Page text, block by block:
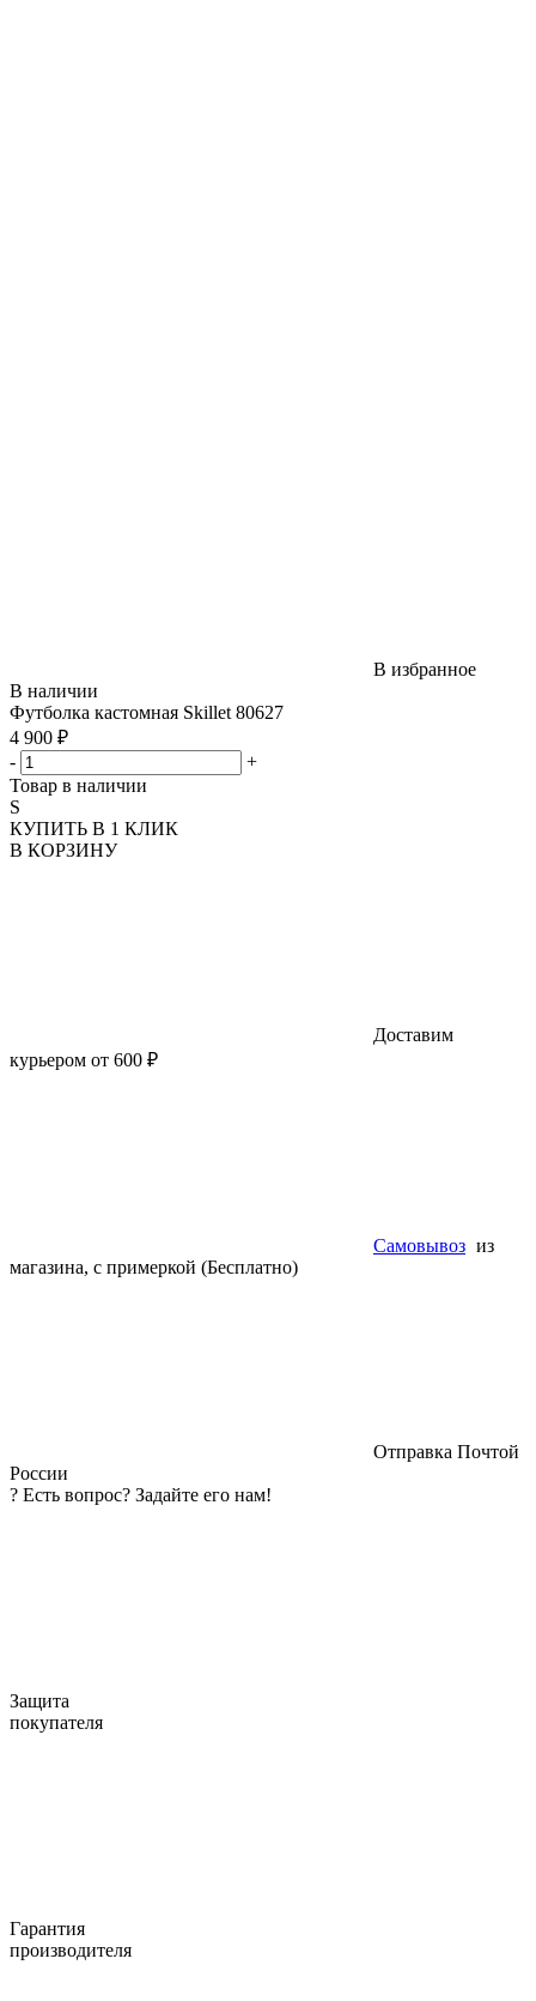
В избранное
В наличии
Футболка кастомная Skillet 80627
4 900 ₽
-
+
Товар в наличии
S
КУПИТЬ В 1 КЛИК
В КОРЗИНУ
Доставим
курьером от 600 ₽
Самовывоз из
магазина, с примеркой (Бесплатно)
Отправка Почтой
России
? Есть вопрос? Задайте его нам!
Защита
покупателя
Гарантия
производителя